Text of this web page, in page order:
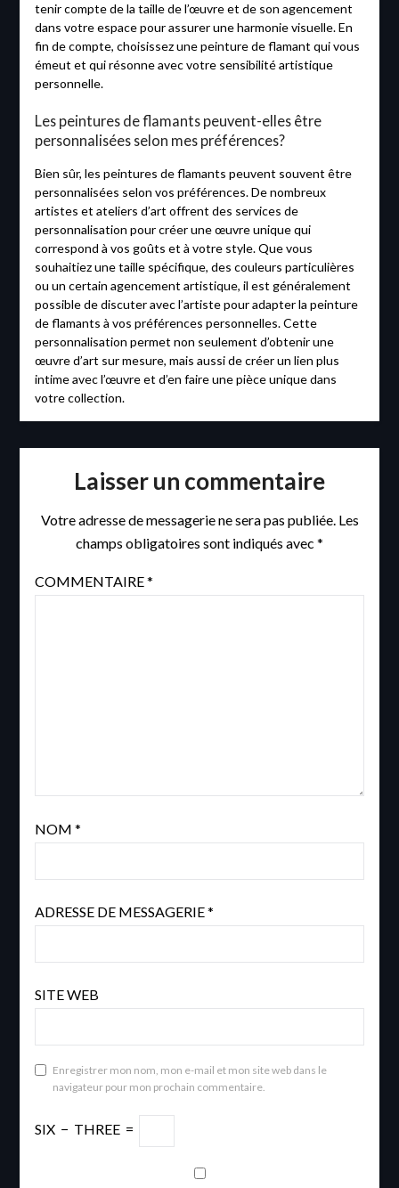
tenir compte de la taille de l’œuvre et de son agencement
dans votre espace pour assurer une harmonie visuelle. En
fin de compte, choisissez une peinture de flamant qui vous
émeut et qui résonne avec votre sensibilité artistique
personnelle.
Les peintures de flamants peuvent-elles être
personnalisées selon mes préférences?
Bien sûr, les peintures de flamants peuvent souvent être
personnalisées selon vos préférences. De nombreux
artistes et ateliers d’art offrent des services de
personnalisation pour créer une œuvre unique qui
correspond à vos goûts et à votre style. Que vous
souhaitiez une taille spécifique, des couleurs particulières
ou un certain agencement artistique, il est généralement
possible de discuter avec l’artiste pour adapter la peinture
de flamants à vos préférences personnelles. Cette
personnalisation permet non seulement d’obtenir une
œuvre d’art sur mesure, mais aussi de créer un lien plus
intime avec l’œuvre et d’en faire une pièce unique dans
votre collection.
Laisser un commentaire
Votre adresse de messagerie ne sera pas publiée. Les
champs obligatoires sont indiqués avec *
COMMENTAIRE*
NOM *
ADRESSE DE MESSAGERIE*
SITE WEB
Enregistrer mon nom, mon e-mail et mon site web dans le
navigateur pour mon prochain commentaire.
SIX − THREE =